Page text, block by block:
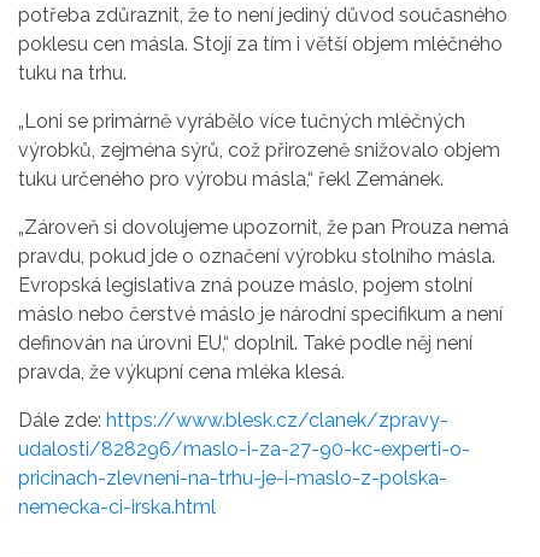
potřeba zdůraznit, že to není jediný důvod současného
poklesu cen másla. Stojí za tím i větší objem mléčného
tuku na trhu.
„Loni se primárně vyrábělo více tučných mléčných
výrobků, zejména sýrů, což přirozeně snižovalo objem
tuku určeného pro výrobu másla,“ řekl Zemánek.
„Zároveň si dovolujeme upozornit, že pan Prouza nemá
pravdu, pokud jde o označení výrobku stolního másla.
Evropská legislativa zná pouze máslo, pojem stolní
máslo nebo čerstvé máslo je národní specifikum a není
definován na úrovni EU,“ doplnil. Také podle něj není
pravda, že výkupní cena mléka klesá.
Dále zde: https://www.blesk.cz/clanek/zpravy-
udalosti/828296/maslo-i-za-27-90-kc-experti-o-
pricinach-zlevneni-na-trhu-je-i-maslo-z-polska-
nemecka-ci-irska.html